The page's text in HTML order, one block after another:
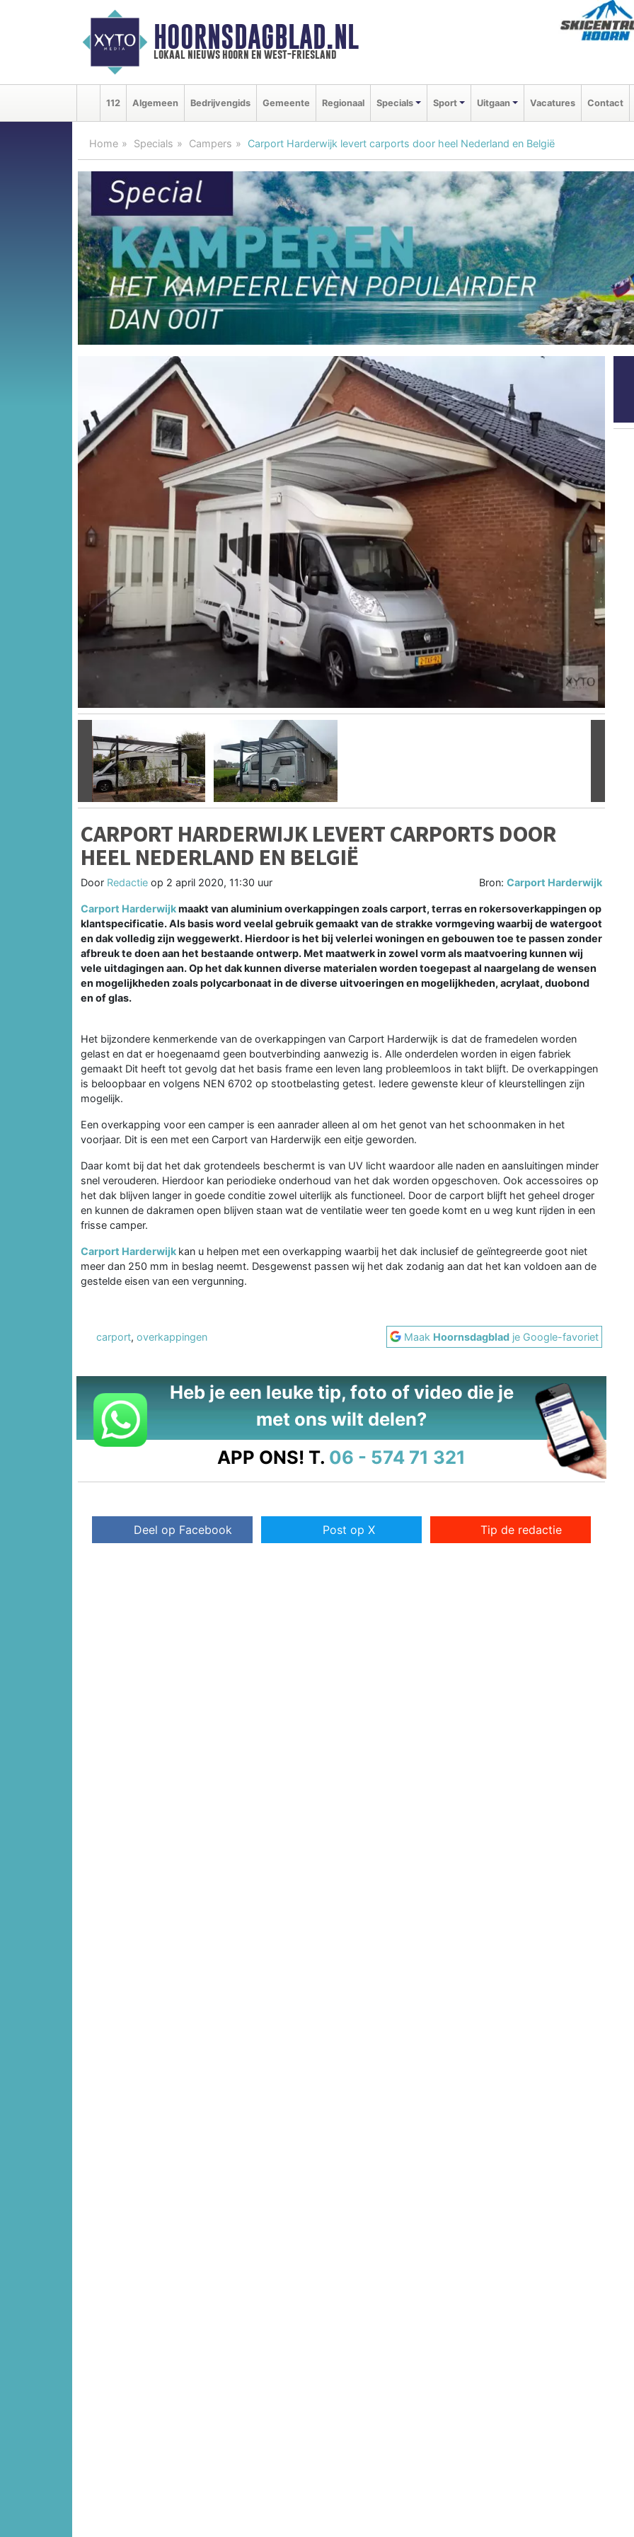
HOORNSDAGBLAD.NL
lokaal nieuws hoorn en west-friesland
112 Algemeen Bedrijvengids Gemeente Regionaal Specials Sport Uitgaan Vacatures Contact
Home Specials Campers Carport Harderwijk levert carports door heel Nederland en België
Vorige
CARPORT HARDERWIJK LEVERT CARPORTS DOOR
HEEL NEDERLAND EN BELGIË
Door Redactie op 2 april 2020, 11:30 uur Bron:Carport Harderwijk
Carport Harderwijkmaakt van aluminium overkappingen zoals carport, terras en rokersoverkappingen op
klantspecificatie. Als basis word veelal gebruik gemaakt van de strakke vormgeving waarbij de watergoot
en dak volledig zijn weggewerkt. Hierdoor is het bij velerlei woningen en gebouwen toe te passen zonder
afbreuk te doen aan het bestaande ontwerp. Met maatwerk in zowel vorm als maatvoering kunnen wij
vele uitdagingen aan. Op het dak kunnen diverse materialen worden toegepast al naargelang de wensen
en mogelijkheden zoals polycarbonaat in de diverse uitvoeringen en mogelijkheden, acrylaat, duobond
en of glas.
Het bijzondere kenmerkende van de overkappingen van Carport Harderwijk is dat de framedelen worden
gelast en dat er hoegenaamd geen boutverbinding aanwezig is. Alle onderdelen worden in eigen fabriek
gemaakt Dit heeft tot gevolg dat het basis frame een leven lang probleemloos in takt blijft. De overkappingen
is beloopbaar en volgens NEN 6702 op stootbelasting getest. Iedere gewenste kleur of kleurstellingen zijn
mogelijk.
Een overkapping voor een camper is een aanrader alleen al om het genot van het schoonmaken in het
voorjaar. Dit is een met een Carport van Harderwijk een eitje geworden.
Daar komt bij dat het dak grotendeels beschermt is van UV licht waardoor alle naden en aansluitingen minder
snel verouderen. Hierdoor kan periodieke onderhoud van het dak worden opgeschoven. Ook accessoires op
het dak blijven langer in goede conditie zowel uiterlijk als functioneel. Door de carport blijft het geheel droger
en kunnen de dakramen open blijven staan wat de ventilatie weer ten goede komt en u weg kunt rijden in een
frisse camper.
Carport Harderwijk kan u helpen met een overkapping waarbij het dak inclusief de geïntegreerde goot niet
meer dan 250 mm in beslag neemt. Desgewenst passen wij het dak zodanig aan dat het kan voldoen aan de
gestelde eisen van een vergunning.
carport, overkappingen Maak Hoornsdagblad je Google-favoriet
Heb je een leuke tip, foto of video die je
met ons wilt delen?
APP ONS! T. 06 - 574 71 321
Deel op Facebook Post op X Tip de redactie